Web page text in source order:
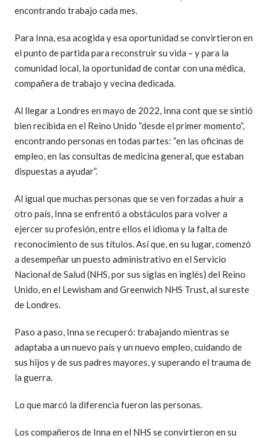
encontrando trabajo cada mes.
Para Inna, esa acogida y esa oportunidad se convirtieron en
el punto de partida para reconstruir su vida – y para la
comunidad local, la oportunidad de contar con una médica,
compañera de trabajo y vecina dedicada.
Al llegar a Londres en mayo de 2022, Inna cont que se sintió
bien recibida en el Reino Unido “desde el primer momento”,
encontrando personas en todas partes: “en las oficinas de
empleo, en las consultas de medicina general, que estaban
dispuestas a ayudar”.
Al igual que muchas personas que se ven forzadas a huir a
otro país, Inna se enfrentó a obstáculos para volver a
ejercer su profesión, entre ellos el idioma y la falta de
reconocimiento de sus títulos. Así que, en su lugar, comenzó
a desempeñar un puesto administrativo en el Servicio
Nacional de Salud (NHS, por sus siglas en inglés) del Reino
Unido, en el Lewisham and Greenwich NHS Trust, al sureste
de Londres.
Paso a paso, Inna se recuperó: trabajando mientras se
adaptaba a un nuevo país y un nuevo empleo, cuidando de
sus hijos y de sus padres mayores, y superando el trauma de
la guerra.
Lo que marcó la diferencia fueron las personas.
Los compañeros de Inna en el NHS se convirtieron en su